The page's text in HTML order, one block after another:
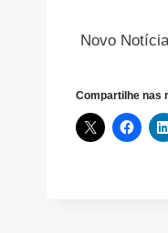
Novo
Compartilhe nas